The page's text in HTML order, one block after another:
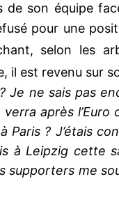
de son équipe
pour une
selon les
il est revenu sur
Je ne sais pas
après l’Euro
? J’étais
à Leipzig cette
supporters me